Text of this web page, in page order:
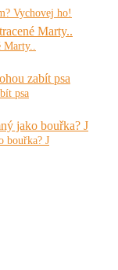
Vychovej ho!
psa
bouřka? J